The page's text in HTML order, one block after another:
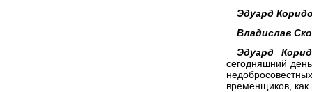
Эдуард
Владислав
Эдуард
сегодняшний
временщиков, как